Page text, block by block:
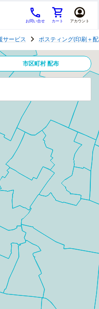
お問い合せ カート アカウント
サービス ポスティング(印刷＋
市区町村 配布